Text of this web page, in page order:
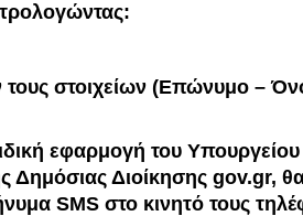
στοιχείων (Επώνυμο –
εφαρμογή του
Δημόσιας Διοίκησης gov.gr,
SMS στο κινητό τους